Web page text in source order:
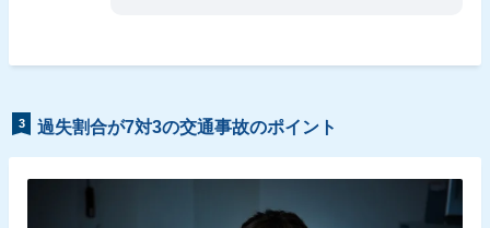
3 過失割合が7対3の交通事故のポイント